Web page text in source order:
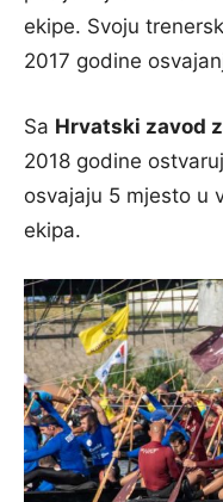
ekipe. Svoju
2017 godine
Sa Hrvatski zavod
2018 godine
osvajaju 5 mjesto u
ekipa.